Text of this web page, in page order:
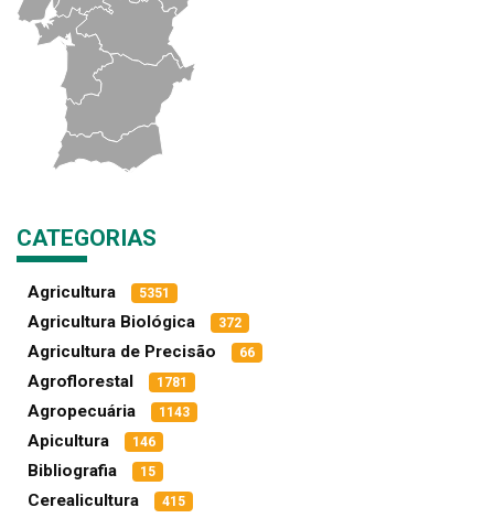
CATEGORIAS
Agricultura 5351
Agricultura Biológica 372
Agricultura de Precisão 66
Agroflorestal 1781
Agropecuária 1143
Apicultura 146
Bibliografia 15
Cerealicultura 415